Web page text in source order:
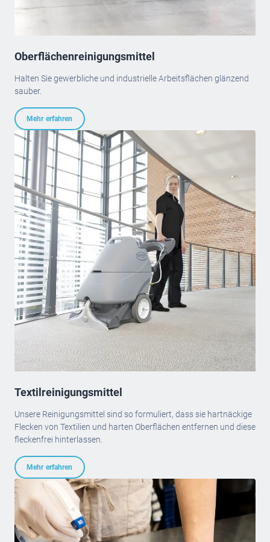
Oberflächenreinigungsmittel
Halten Sie gewerbliche und industrielle Arbeitsflächen glänzend
sauber.
Mehr erfahren
Textilreinigungsmittel
Unsere Reinigungsmittel sind so formuliert, dass sie hartnäckige
Flecken von Textilien und harten Oberflächen entfernen und diese
fleckenfrei hinterlassen.
Mehr erfahren